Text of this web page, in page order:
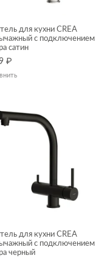
для кухни CREA
с подключением
сатин
₽
для кухни CREA
с подключением
черный